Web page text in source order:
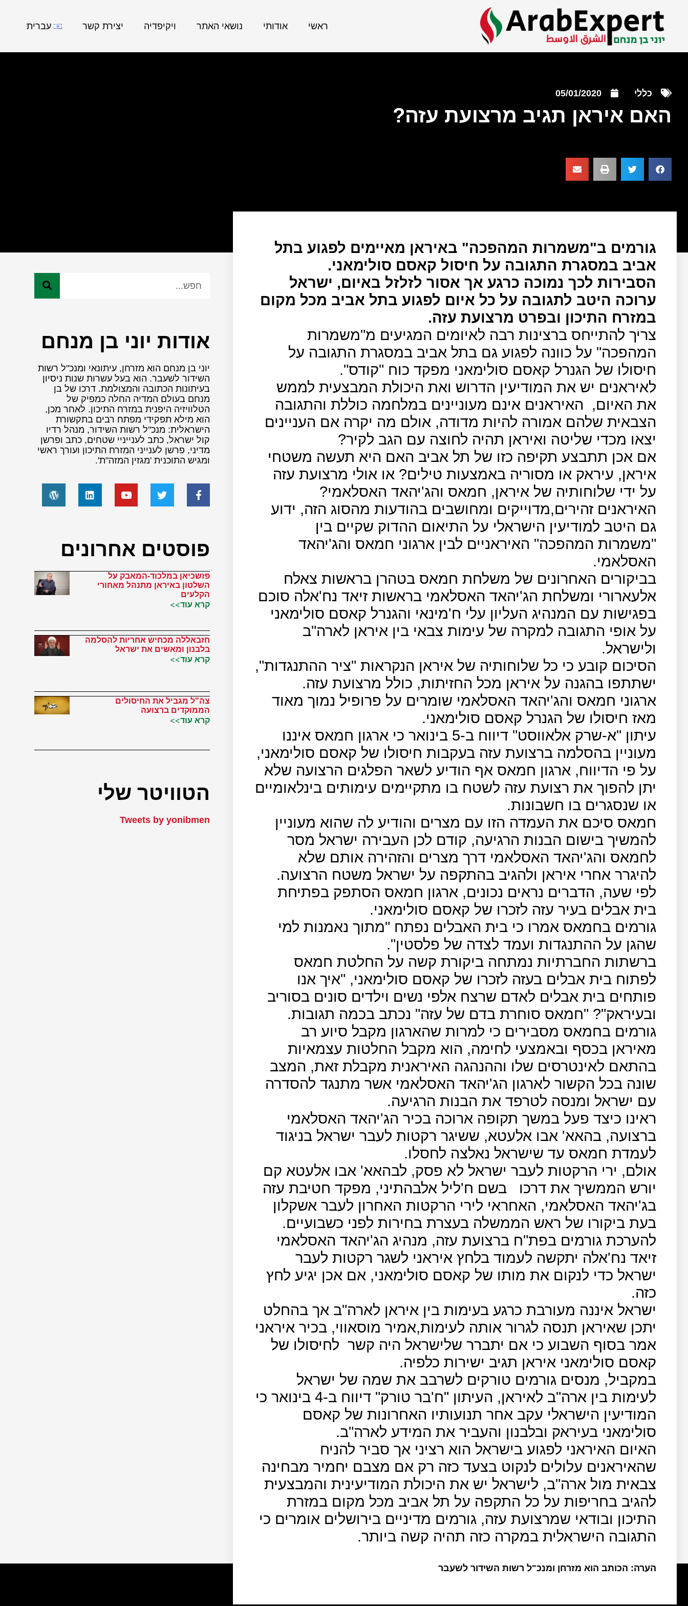
ראשי אודותי נושאי האתר ויקיפדיה יצירת קשר עברית
כללי 05/01/2020
האם איראן תגיב מרצועת עזה?
גורמים ב"משמרות המהפכה" באיראן מאיימים לפגוע בתל
אביב במסגרת התגובה על חיסול קאסם סולימאני.
הסבירות לכך נמוכה כרגע אך אסור לזלזל באיום, ישראל
ערוכה היטב לתגובה על כל איום לפגוע בתל אביב מכל מקום
במזרח התיכון ובפרט מרצועת עזה.
צריך להתייחס ברצינות רבה לאיומים המגיעים מ"משמרות
המהפכה" על כוונה לפגוע גם בתל אביב במסגרת התגובה על
חיסולו של הגנרל קאסם סולימאני מפקד כוח "קודס".
לאיראנים יש את המודיעין הדרוש ואת היכולת המבצעית לממש
את האיום,
האיראנים אינם מעוניינים במלחמה כוללת והתגובה
הצבאית שלהם אמורה להיות מדודה, אולם מה יקרה אם העניינים
יצאו מכדי שליטה ואיראן תהיה לחוצה עם הגב לקיר?
אם אכן תתבצע תקיפה כזו של תל אביב האם היא תעשה משטחי
איראן, עיראק או מסוריה באמצעות טילים? או אולי מרצועת עזה
על ידי שלוחותיה של איראן, חמאס והג'יהאד האסלאמי?
האיראנים זהירים,מדוייקים ומחושבים בהודעות מהסוג הזה, ידוע
גם היטב למודיעין הישראלי על התיאום ההדוק שקיים בין
"משמרות המהפכה" האיראניים לבין ארגוני חמאס והג'יהאד
האסלאמי.
בביקורים האחרונים של משלחת חמאס בטהרן בראשות צאלח
אלעארורי ומשלחת הג'יהאד האסלאמי בראשות זיאד נח'אלה סוכם
בפגישות עם המנהיג העליון עלי ח'מינאי והגנרל קאסם סולימאני
על אופי התגובה למקרה של עימות צבאי בין איראן לארה"ב
ולישראל.
הסיכום קובע כי כל שלוחותיה של איראן הנקראות "ציר ההתנגדות",
ישתתפו בהגנה על איראן מכל החזיתות, כולל מרצועת עזה.
ארגוני חמאס והג'יהאד האסלאמי שומרים על פרופיל נמוך מאוד
מאז חיסולו של הגנרל קאסם סולימאני.
עיתון "א-שרק אלאווסט" דיווח ב-5 בינואר כי ארגון חמאס איננו
מעוניין בהסלמה ברצועת עזה בעקבות חיסולו של קאסם סולימאני,
על פי הדיווח, ארגון חמאס אף הודיע לשאר הפלגים הרצועה שלא
יתן להפוך את רצועת עזה לשטח בו מתקיימים עימותים בינלאומיים
או שנסגרים בו חשבונות.
חמאס סיכם את העמדה הזו עם מצרים והודיע לה שהוא מעוניין
להמשיך בישום הבנות הרגיעה, קודם לכן העבירה ישראל מסר
לחמאס והג'יהאד האסלאמי דרך מצרים והזהירה אותם שלא
להיגרר אחרי איראן ולהגיב בהתקפה על ישראל משטח הרצועה.
לפי שעה, הדברים נראים נכונים, ארגון חמאס הסתפק בפתיחת
בית אבלים בעיר עזה לזכרו של קאסם סולימאני.
גורמים בחמאס אמרו כי בית האבלים נפתח "מתוך נאמנות למי
שהגן על ההתנגדות ועמד לצדה של פלסטין".
ברשתות החברתיות נמתחה ביקורת קשה על החלטת חמאס
לפתוח בית אבלים בעזה לזכרו של קאסם סולימאני, "איך אנו
פותחים בית אבלים לאדם שרצח אלפי נשים וילדים סונים בסוריב
ובעיראק"? "חמאס סוחרת בדם של עזה" נכתב בכמה תגובות.
גורמים בחמאס מסבירים כי למרות שהארגון מקבל סיוע רב
מאיראן בכסף ובאמצעי לחימה, הוא מקבל החלטות עצמאיות
בהתאם לאינטרסים שלו וההנהגה האיראנית מקבלת זאת, המצב
שונה בכל הקשור לארגון הג'יהאד האסלאמי אשר מתנגד להסדרה
עם ישראל ומנסה לטרפד את הבנות הרגיעה.
ראינו כיצד פעל במשך תקופה ארוכה בכיר הג'יהאד האסלאמי
ברצועה, בהאא' אבו אלעטא, ששיגר רקטות לעבר ישראל בניגוד
לעמדת חמאס עד שישראל נאלצה לחסלו.
אולם, ירי הרקטות לעבר ישראל לא פסק, לבהאא' אבו אלעטא קם
יורש הממשיך את דרכו
בשם ח'ליל אלבהתיני, מפקד חטיבת עזה
בג'יהאד האסלאמי, האחראי לירי הרקטות האחרון לעבר אשקלון
בעת ביקורו של ראש הממשלה בעצרת בחירות לפני כשבועיים.
להערכת גורמים בפת"ח ברצועת עזה, מנהיג הג'יהאד האסלאמי
זיאד נח'אלה יתקשה לעמוד בלחץ איראני לשגר רקטות לעבר
ישראל כדי לנקום את מותו של קאסם סולימאני, אם אכן יגיע לחץ
כזה.
ישראל איננה מעורבת כרגע בעימות בין איראן לארה"ב אך בהחלט
יתכן שאיראן תנסה לגרור אותה לעימות,אמיר מוסאווי, בכיר איראני
אמר בסוף השבוע כי אם יתברר שלישראל היה קשר לחיסולו של
קאסם סולימאני איראן תגיב ישירות כלפיה.
במקביל, מנסים גורמים טורקים לשרבב את שמה של ישראל
לעימות בין ארה"ב לאיראן, העיתון "ח'בר טורק" דיווח ב-4 בינואר כי
המודיעין הישראלי עקב אחר תנועותיו האחרונות של קאסם
סולימאני בעיראק ובלבנון והעביר את המידע לארה"ב.
האיום האיראני לפגוע בישראל הוא רציני אך סביר להניח
שהאיראנים עלולים לנקוט בצעד כזה רק אם מצבם יחמיר מבחינה
צבאית מול ארה"ב, לישראל יש את היכולת המודיעינית והמבצעית
להגיב בחריפות על כל התקפה על תל אביב מכל מקום במזרת
התיכון ובודאי שמרצועת עזה, גורמים מדיניים בירושלים אומרים כי
התגובה הישראלית במקרה כזה תהיה קשה ביותר.
הערה: הכותב הוא מזרחן ומנכ"ל רשות השידור לשעבר
אודות יוני בן מנחם
יוני בן מנחם הוא מזרחן, עיתונאי ומנכ"ל רשות
השידור לשעבר. הוא בעל עשרות שנות ניסיון
בעיתונות הכתובה והמצולמת. דרכו של בן
מנחם בעולם המדיה החלה כמפיק של
הטלוויזיה היפנית במזרח התיכון. לאחר מכן,
הוא מילא תפקידי מפתח רבים בתקשורת
הישראלית: מנכ"ל רשות השידור, מנהל רדיו
קול ישראל, כתב לענייניי שטחים, כתב ופרשן
מדיני, פרשן לענייני המזרח התיכון ועורך ראשי
ומגיש התוכנית 'מגזין המזה"ת'.
פוסטים אחרונים
פזשכיאן במלכוד-המאבק על
השלטון באיראן מתנהל מאחורי
הקלעים
קרא עוד>>
חזבאללה מכחיש אחריות להסלמה
בלבנון ומאשים את ישראל
קרא עוד>>
צה"ל מגביל את החיסולים
הממוקדים ברצועה
קרא עוד>>
הטוויטר שלי
Tweets by yonibmen